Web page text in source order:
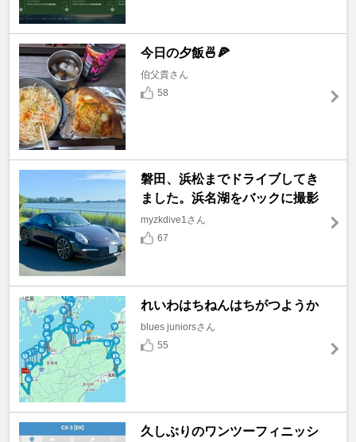
今日の夕飯🍜🍕
伯父貴さん
58
磐田、浜松までドライブしてき
ました。浜名湖をバックに撮影
myzkdive1さん
67
れいわはちねんはちがつようか
blues juniorsさん
55
久しぶりのワンツーフィニッシ